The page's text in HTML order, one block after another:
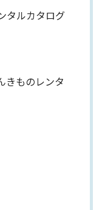
タルカタログ
きものレンタ